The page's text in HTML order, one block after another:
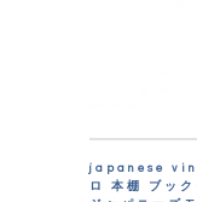
japanese
ロ 本棚 ブッ